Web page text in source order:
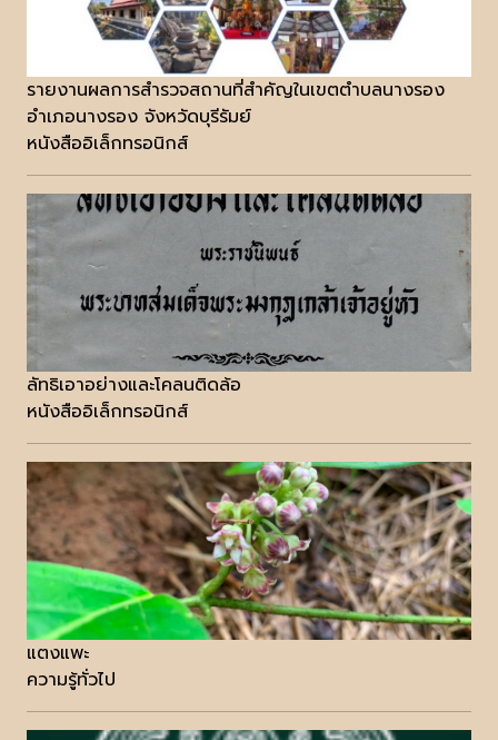
รายงานผลการสำรวจสถานที่สำคัญในเขตตำบลนางรอง
อำเภอนางรอง จังหวัดบุรีรัมย์
หนังสืออิเล็กทรอนิกส์
ลัทธิเอาอย่างและโคลนติดล้อ
หนังสืออิเล็กทรอนิกส์
แตงแพะ
ความรู้ทั่วไป